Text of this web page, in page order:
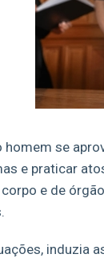
homem se
e praticar
e de
induzia